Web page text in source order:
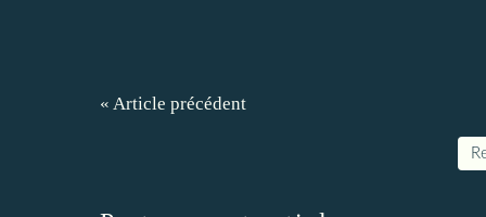
« Article précédent